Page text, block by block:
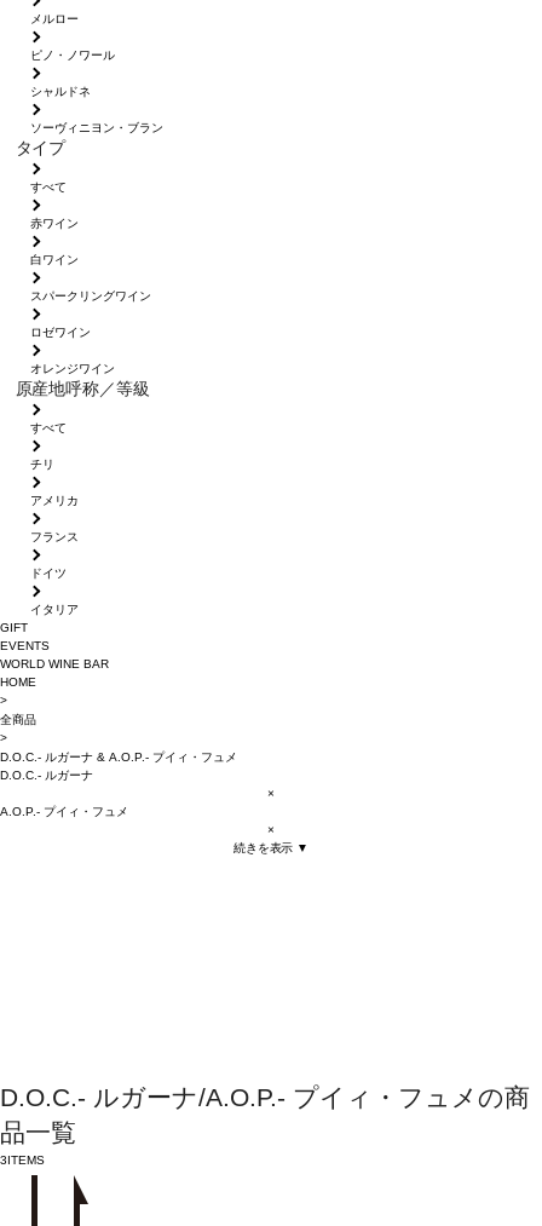
メルロー
ピノ・ノワール
シャルドネ
ソーヴィニヨン・ブラン
タイプ
すべて
赤ワイン
白ワイン
スパークリングワイン
ロゼワイン
オレンジワイン
原産地呼称／等級
すべて
チリ
アメリカ
フランス
ドイツ
イタリア
GIFT
EVENTS
WORLD WINE BAR
HOME
>
全商品
>
D.O.C.- ルガーナ& A.O.P.- プイィ・フュメ
D.O.C.- ルガーナ
×
A.O.P.- プイィ・フュメ
×
続きを表示 ▼
D.O.C.- ルガーナ/A.O.P.- プイィ・フュメの商
品一覧
3ITEMS